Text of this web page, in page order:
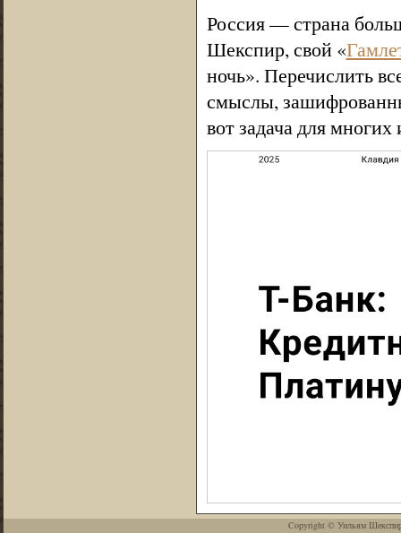
Россия — страна
Шекспир, свой «
ночь». Перечислить
смыслы,
вот задача для
Copyright © Уильям